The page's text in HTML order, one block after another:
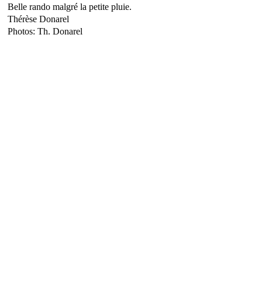
Belle rando malgré la petite pluie.
Thérèse Donarel
Photos: Th. Donarel